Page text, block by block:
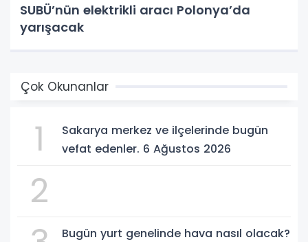
SUBÜ’nün elektrikli aracı Polonya’da
yarışacak
Çok Okunanlar
1
Sakarya merkez ve ilçelerinde bugün
vefat edenler. 6 Ağustos 2026
2
Bugün yurt genelinde hava nasıl olacak?